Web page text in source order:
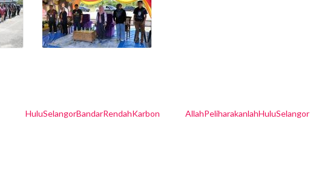
HuluSelangorBandarRendahKarbon AllahPeliharakanlahHuluSelangor